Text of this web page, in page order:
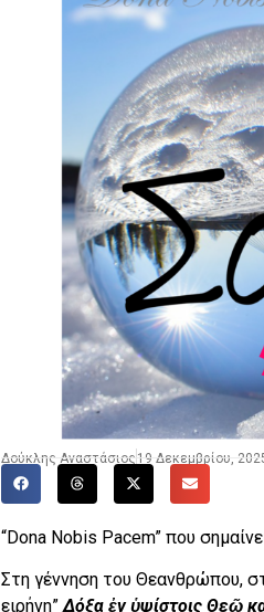
Δούκλης Αναστάσιος 19 Δεκεμβρίου,
“Dona Nobis Pacem” που
Στη γέννηση του Θεανθρώπου,
ειρήνη”Δόξα ἐν ὑψίστοις Θεῷ